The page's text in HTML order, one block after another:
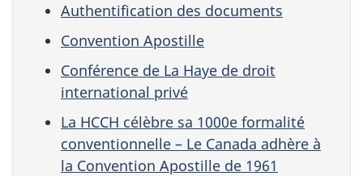
Authentification des documents
Convention Apostille
Conférence de La Haye de droit
international privé
La HCCH célèbre sa 1000e formalité
conventionnelle – Le Canada adhère à
la Convention Apostille de 1961